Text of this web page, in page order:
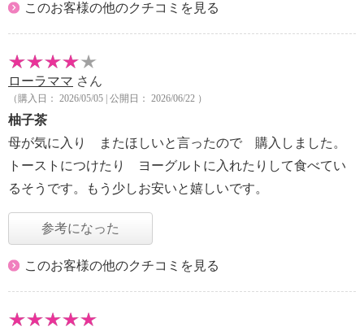
このお客様の他のクチコミを見る
ローラママ さん
（購入日： 2026/05/05 | 公開日： 2026/06/22 ）
柚子茶
母が気に入り またほしいと言ったので 購入しました。
トーストにつけたり ヨーグルトに入れたりして食べてい
るそうです。もう少しお安いと嬉しいです。
参考になった
このお客様の他のクチコミを見る